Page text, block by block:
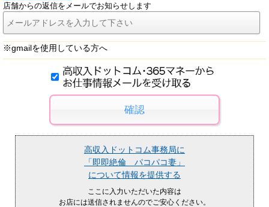
店舗からの返信をメールでお知らせします
※gmailを使用している方へ
高収入ドットコム事務局に
「即即絶倫 パコパコ妻」
について情報を提供する
ここに入力いただいた内容は
お店には送信されませんのでご安心ください。